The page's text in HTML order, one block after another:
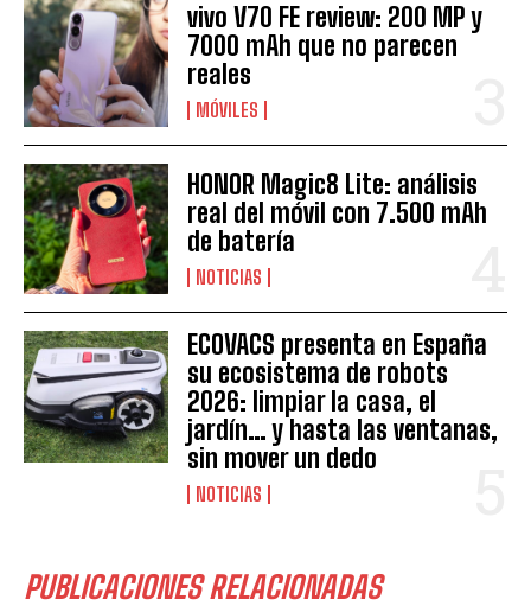
vivo V70 FE review: 200 MP y
7000 mAh que no parecen
reales
MÓVILES
HONOR Magic8 Lite: análisis
real del móvil con 7.500 mAh
de batería
NOTICIAS
ECOVACS presenta en España
su ecosistema de robots
2026: limpiar la casa, el
jardín… y hasta las ventanas,
sin mover un dedo
NOTICIAS
PUBLICACIONES RELACIONADAS